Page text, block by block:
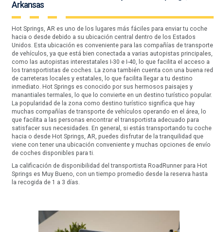
Arkansas
Hot Springs, AR es uno de los lugares más fáciles para enviar tu coche
hacia o desde debido a su ubicación central dentro de los Estados
Unidos. Esta ubicación es conveniente para las compañías de transporte
de vehículos, ya que está bien conectada a varias autopistas principales,
como las autopistas interestatales I-30 e I-40, lo que facilita el acceso a
los transportistas de coches. La zona también cuenta con una buena red
de carreteras locales y estatales, lo que facilita llegar a tu destino
inmediato. Hot Springs es conocido por sus hermosos paisajes y
manantiales termales, lo que lo convierte en un destino turístico popular.
La popularidad de la zona como destino turístico significa que hay
muchas compañías de transporte de vehículos operando en el área, lo
que facilita a las personas encontrar el transportista adecuado para
satisfacer sus necesidades. En general, si estás transportando tu coche
hacia o desde Hot Springs, AR, puedes disfrutar de la tranquilidad que
viene con tener una ubicación conveniente y muchas opciones de envío
de coches disponibles para ti.
La calificación de disponibilidad del transportista RoadRunner para Hot
Springs es Muy Bueno, con un tiempo promedio desde la reserva hasta
la recogida de 1 a 3 días.